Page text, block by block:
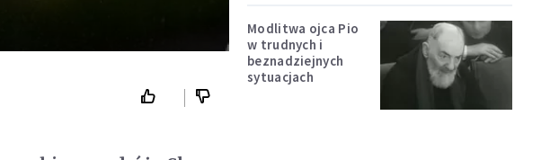
Modlitwa ojca Pio
w trudnych i
beznadziejnych
sytuacjach